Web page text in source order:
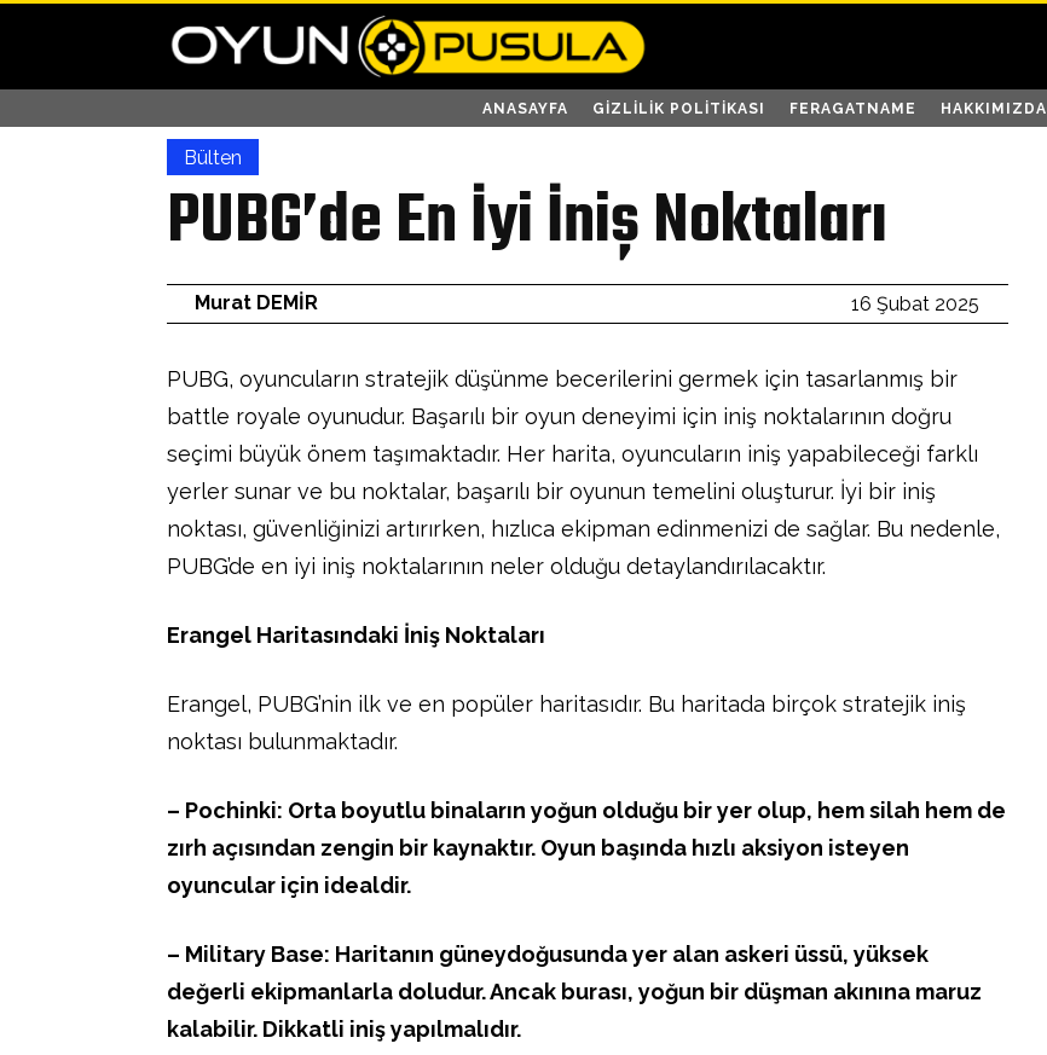
ANASAYFA GIZLILIK POLITIKASI FERAGATNAME HAKKIMIZDA
Bülten
PUBG’de En İyi İniş Noktaları
16 Şubat 2025
Murat DEMİR
PUBG, oyuncuların stratejik düşünme becerilerini germek için tasarlanmış bir
battle royale oyunudur. Başarılı bir oyun deneyimi için iniş noktalarının doğru
seçimi büyük önem taşımaktadır. Her harita, oyuncuların iniş yapabileceği farklı
yerler sunar ve bu noktalar, başarılı bir oyunun temelini oluşturur. İyi bir iniş
noktası, güvenliğinizi artırırken, hızlıca ekipman edinmenizi de sağlar. Bu nedenle,
PUBG’de en iyi iniş noktalarının neler olduğu detaylandırılacaktır.
Erangel Haritasındaki İniş Noktaları
Erangel, PUBG’nin ilk ve en popüler haritasıdır. Bu haritada birçok stratejik iniş
noktası bulunmaktadır.
– Pochinki: Orta boyutlu binaların yoğun olduğu bir yer olup, hem silah hem de
zırh açısından zengin bir kaynaktır. Oyun başında hızlı aksiyon isteyen
oyuncular için idealdir.
– Military Base: Haritanın güneydoğusunda yer alan askeri üssü, yüksek
değerli ekipmanlarla doludur. Ancak burası, yoğun bir düşman akınına maruz
kalabilir. Dikkatli iniş yapılmalıdır.